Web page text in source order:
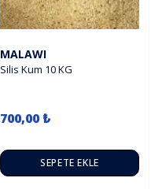
MALAWI
Silis Kum 10 KG
700,00 ₺
SEPETE EKLE